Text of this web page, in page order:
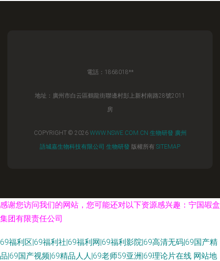
電話：1868018**
地址：廣州市白云區鶴龍街聯邊村彭上新村南路28號2011
房
COPYRIGHT © 2026 WWW.NSWE.COM.CN 生物研發 廣州
語城嘉生物科技有限公司 生物研發 版權所有 SITEMAP
感谢您访问我们的网站，您可能还对以下资源感兴趣：宁国嘏盒
集团有限责任公司
69福利区|69福利社|69福利网|69福利影院|69高清无码|69国产精
品|69国产视频|69精品人人|69老师59亚洲|69理论片在线 网站地